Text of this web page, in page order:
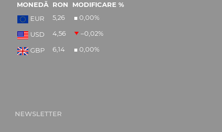
MONEDĂ RON
MODIFICARE %
EUR
5,26 0,00%
USD 4,56 –0,02%
GBP 6,14 0,00%
NEWSLETTER